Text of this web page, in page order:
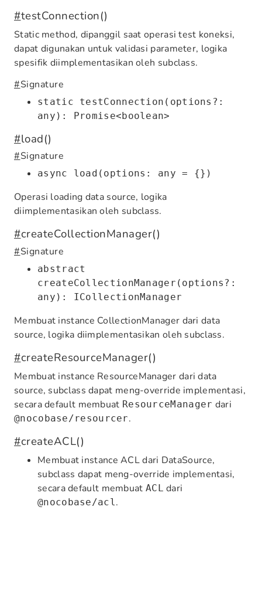
#testConnection()
Static method, dipanggil saat operasi test koneksi,
dapat digunakan untuk validasi parameter, logika
spesifik diimplementasikan oleh subclass.
#Signature
static testConnection(options?:
any): Promise<boolean>
#load()
#Signature
async load(options: any = {})
Operasi loading data source, logika
diimplementasikan oleh subclass.
#createCollectionManager()
#Signature
abstract
createCollectionManager(options?:
any): ICollectionManager
Membuat instance CollectionManager dari data
source, logika diimplementasikan oleh subclass.
#createResourceManager()
Membuat instance ResourceManager dari data
source, subclass dapat meng-override implementasi,
secara default membuat ResourceManager dari
@nocobase/resourcer.
#createACL()
Membuat instance ACL dari DataSource,
subclass dapat meng-override implementasi,
secara default membuat ACL dari
@nocobase/acl.